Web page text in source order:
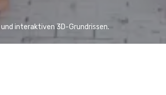
interaktiven 3D-Grundrissen.